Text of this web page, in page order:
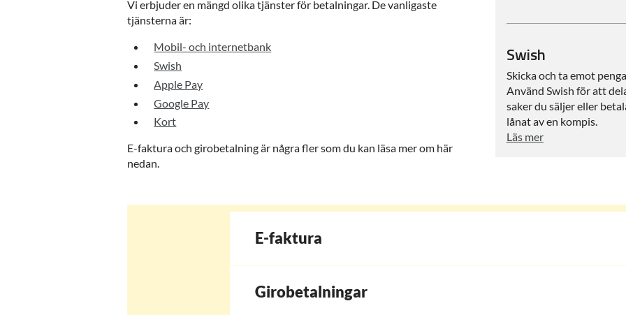
Vi erbjuder en mängd olika tjänster för betalningar. De vanligaste
tjänsterna är:
Mobil- och internetbank
Swish
Apple Pay
Google Pay
Kort
E-faktura och girobetalning är några fler som du kan läsa mer om här
nedan.
Swish
Skicka och ta emot
Använd Swish för att
saker du säljer eller
lånat av en kompis.
Läs mer
E-faktura
Girobetalningar